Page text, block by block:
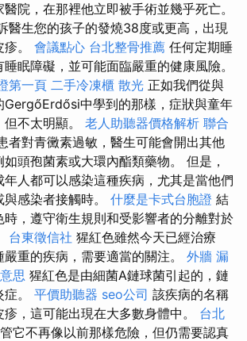
院，在那裡他立即被手術並幾乎死亡。
醫生您的孩子的發燒38度或更高，出現
。 會議點心 台北整骨推薦 任何定期睡
眠障礙，並可能面臨嚴重的健康風險。
第一頁 二手冷凍櫃 散光 正如我們從與
GergőErdősi中學到的那樣，症狀與童年
不太明顯。 老人助聽器價格解析 聯合
者對青黴素過敏，醫生可能會開出其他
頭孢菌素或大環內酯類藥物。 但是，
人都可以感染這種疾病，尤其是當他們
感染者接觸時。 什麼是卡式台胞證 結
，遵守衛生規則和受影響者的分離對於
台東徵信社 猩紅色雖然今天已經治療
重的疾病，需要適當的關注。 外牆 漏
思 猩紅色是由細菌A鏈球菌引起的，鏈
。 平價助聽器 seo公司 該疾病的名稱
，這可能出現在大多數身體中。 台北
它不再像以前那樣危險，但仍需要認真